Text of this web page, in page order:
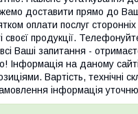
доставити прямо до
оплати послуг
своєї продукції.
Ваші запитання -
Інформація на даному
Вартість, технічні
інформація